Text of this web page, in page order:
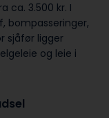
ca. 3.500 kr. I
bompasseringer,
sjåfør ligger
og leie i